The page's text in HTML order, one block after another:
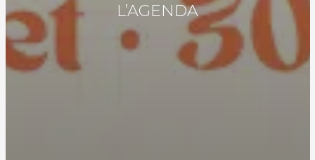
L’AGENDA